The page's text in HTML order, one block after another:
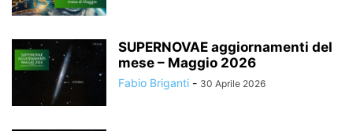
SUPERNOVAE aggiornamenti del
mese – Maggio 2026
Fabio Briganti - 30 Aprile 2026